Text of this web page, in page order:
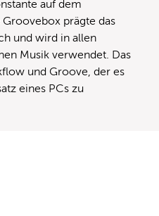
auf dem
prägte das
und wird in allen
Musik verwendet. Das
und Groove, der es
eines PCs zu